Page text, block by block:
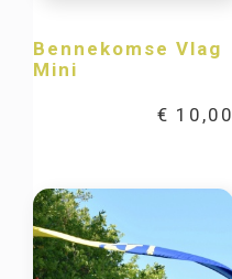
Bennekomse Vlag
Mini
€ 10,00